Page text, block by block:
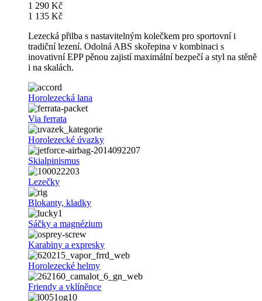
1 290 Kč
1 135 Kč
Lezecká přilba s nastavitelným kolečkem pro sportovní i
tradiční lezení. Odolná ABS skořepina v kombinaci s
inovativní EPP pěnou zajistí maximální bezpečí a styl na stěně
i na skalách.
Horolezecká lana
Via ferrata
Horolezecké úvazky
Skialpinismus
Lezečky
Blokanty, kladky
Sáčky a magnézium
Karabiny a expresky
Horolezecké helmy
Friendy a vklíněnce